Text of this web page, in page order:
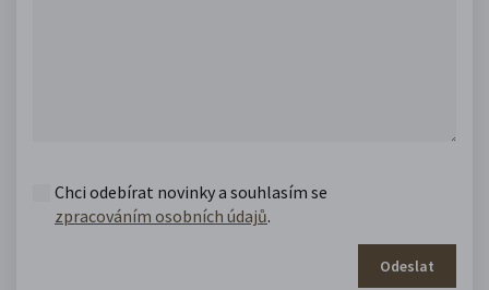
Chci odebírat novinky a souhlasím se
zpracováním osobních údajů.
Odeslat